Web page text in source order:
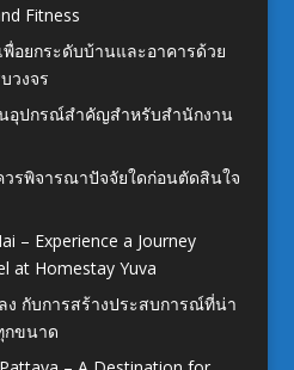
Fitness
พื่อยกระดับบ้านและอาคารด้วย
วงจร
อุปกรณ์สำคัญสำหรับสำนักงาน
รพิจารณาปัจจัยใดก่อนตัดสินใจ
– Experience a Journey
at Homestay Yuva
ง กับการสร้างประสบการณ์ที่น่า
กขนาด